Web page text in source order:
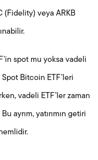
(Fidelity) veya ARKB
spot mu yoksa vadeli
Bitcoin ETF’leri
vadeli ETF’ler zaman
ayrım, yatırımın getiri